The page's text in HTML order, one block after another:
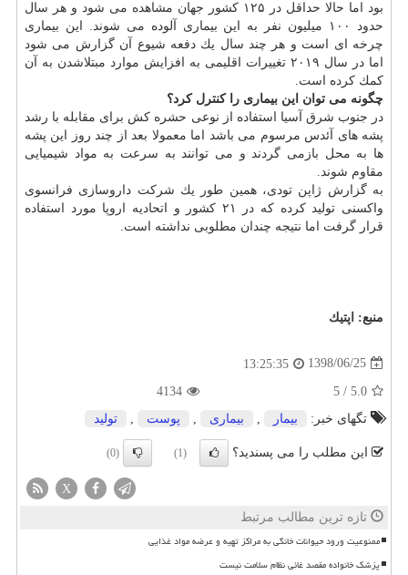
بود اما حالا حداقل در ۱۲۵ كشور جهان مشاهده می شود و هر سال
حدود ۱۰۰ میلیون نفر به این بیماری آلوده می شوند. این بیماری
چرخه ای است و هر چند سال یك دفعه شیوع آن گزارش می شود
اما در سال ۲۰۱۹ تغییرات اقلیمی به افزایش موارد مبتلاشدن به آن
كمك كرده است.
چگونه می توان این بیماری را كنترل كرد؟
در جنوب شرق آسیا استفاده از نوعی حشره كش برای مقابله با رشد
پشه های آئدس مرسوم می باشد اما معمولا بعد از چند روز این پشه
ها به محل بازمی گردند و می توانند به سرعت به مواد شیمیایی
مقاوم شوند.
به گزارش ژاپن تودی، همین طور یك شركت داروسازی فرانسوی
واكسنی تولید كرده كه در ۲۱ كشور و اتحادیه اروپا مورد استفاده
قرار گرفت اما نتیجه چندان مطلوبی نداشته است.
منبع: اپتیك
1398/06/25
13:25:35
5.0
/
5
4134
تگهای خبر:
بیمار بیماری پوست تولید
این مطلب را می پسندید؟ (1)
(0)
X
تازه ترین مطالب مرتبط
ممنوعیت ورود حیوانات خانگی به مراکز تهیه و عرضه مواد غذایی
پزشک خانواده مقصد غائی نظام سلامت نیست